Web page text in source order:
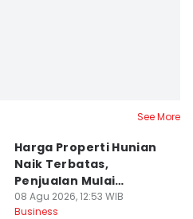
See More
Harga Properti Hunian
Naik Terbatas,
Penjualan Mulai
Membaik
08 Agu 2026, 12:53 WIB
Business